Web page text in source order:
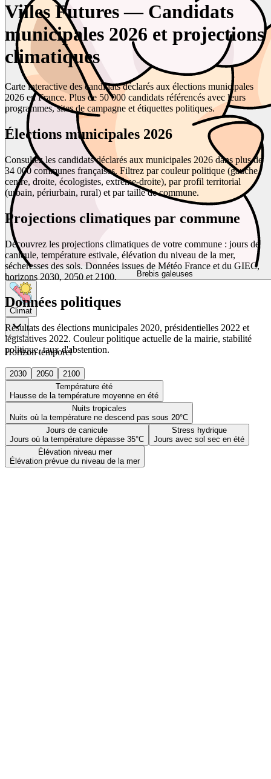
Brebis galeuses
Climat
Horizon temporel
2030 2050
2100
Température été
Hausse de la température moyenne en été
Nuits tropicales
Nuits où la température ne descend pas sous 20°C
Jours de canicule
Jours où la température dépasse 35°C
Stress hydrique
Jours avec sol sec en été
Élévation niveau mer
Élévation prévue du niveau de la mer
Villes Futures — Candidats
municipales 2026 et projections
climatiques
Carte interactive des candidats déclarés aux élections municipales
2026 en France. Plus de 50 000 candidats référencés avec leurs
programmes, sites de campagne et étiquettes politiques.
Élections municipales 2026
Consultez les candidats déclarés aux municipales 2026 dans plus de
34 000 communes françaises. Filtrez par couleur politique (gauche,
centre, droite, écologistes, extrême-droite), par profil territorial
(urbain, périurbain, rural) et par taille de commune.
Projections climatiques par commune
Découvrez les projections climatiques de votre commune : jours de
canicule, température estivale, élévation du niveau de la mer,
sécheresses des sols. Données issues de Météo France et du GIEC,
horizons 2030, 2050 et 2100.
Données politiques
Résultats des élections municipales 2020, présidentielles 2022 et
législatives 2022. Couleur politique actuelle de la mairie, stabilité
politique, taux d'abstention.